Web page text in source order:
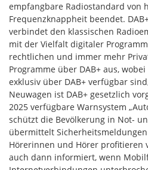
empfangbare Radiostandard von
Frequenzknappheit beendet.
verbindet den klassischen
mit der Vielfalt digitaler
rechtlichen und immer mehr
Programme über DAB+ aus,
exklusiv über DAB+ verfügbar
Neuwagen ist DAB+ gesetzlich
2025 verfügbare Warnsystem
schützt die Bevölkerung in Not-
übermittelt
Hörerinnen und Hörer profitieren
auch dann informiert, wenn